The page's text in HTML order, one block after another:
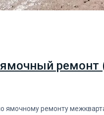
ремонт
ямочному ремонту